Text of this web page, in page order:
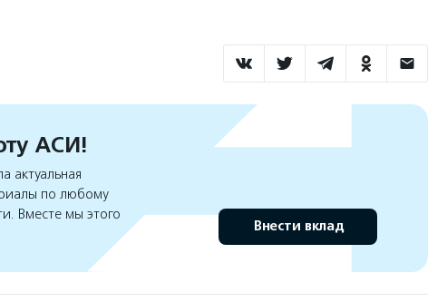
АСИ!
актуальная
по любому
Вместе мы этого
Внести вклад